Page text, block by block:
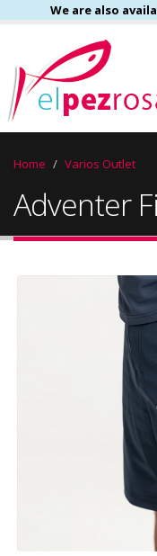
We are also
Home Varios Outlet
Adventer